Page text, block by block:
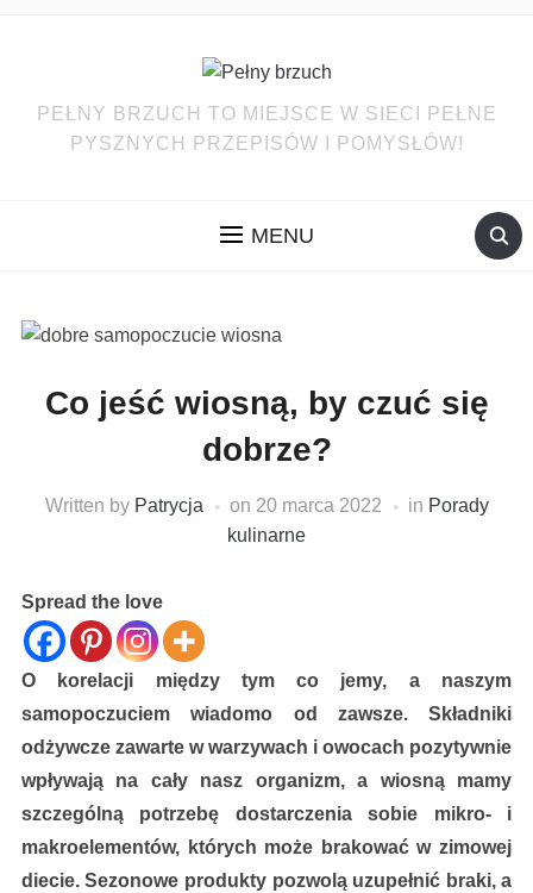
PEŁNY BRZUCH TO MIEJSCE W SIECI PEŁNE
PYSZNYCH PRZEPISÓW I POMYSŁÓW!
MENU
Co jeść wiosną, by czuć się
dobrze?
Written by Patrycja on 20 marca 2022 in Porady
kulinarne
Spread the love
O korelacji między tym co jemy, a naszym
samopoczuciem wiadomo od zawsze. Składniki
odżywcze zawarte w warzywach i owocach pozytywnie
wpływają na cały nasz organizm, a wiosną mamy
szczególną potrzebę dostarczenia sobie mikro- i
makroelementów, których może brakować w zimowej
diecie. Sezonowe produkty pozwolą uzupełnić braki, a